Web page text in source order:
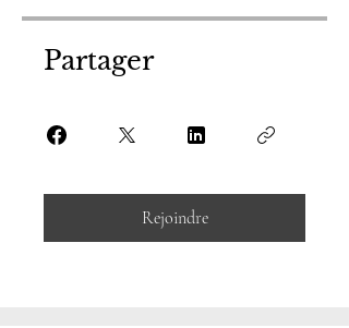
Partager
Rejoindre